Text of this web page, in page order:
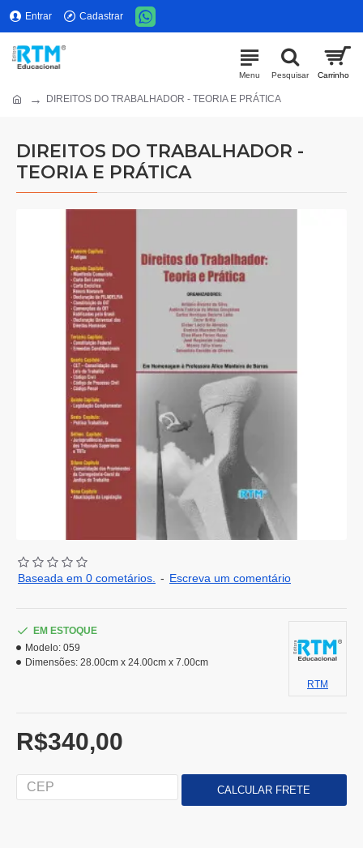
Entrar Cadastrar
DIREITOS DO TRABALHADOR - TEORIA E PRÁTICA
DIREITOS DO TRABALHADOR -
TEORIA E PRÁTICA
Baseada em 0 cometários. - Escreva um comentário
R$340,00
EM ESTOQUE
Modelo: 059
Dimensões: 28.00cm x 24.00cm x 7.00cm
RTM